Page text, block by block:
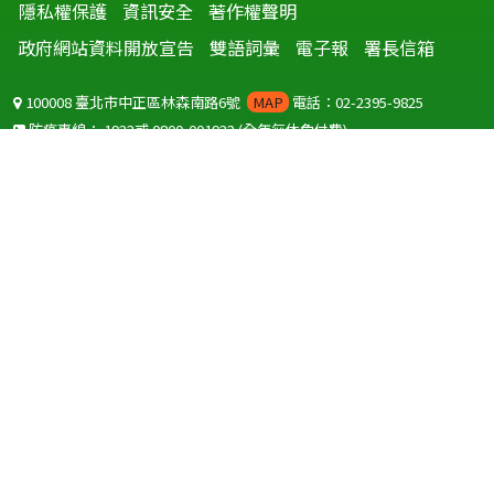
隱私權保護 資訊安全 著作權聲明
政府網站資料開放宣告
雙語詞彙 電子報 署長信箱
100008 臺北市中正區林森南路6號 MAP 電話：02-2395-9825
防疫專線：1922或0800-001922(全年無休免付費)